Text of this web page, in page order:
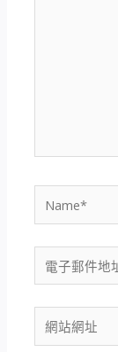
電
子
郵
件
網
站